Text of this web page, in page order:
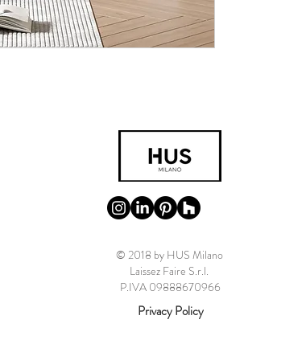
© 2018 by HUS Milano
Laissez Faire S.r.l.
P.IVA 09888670966
Privacy Policy